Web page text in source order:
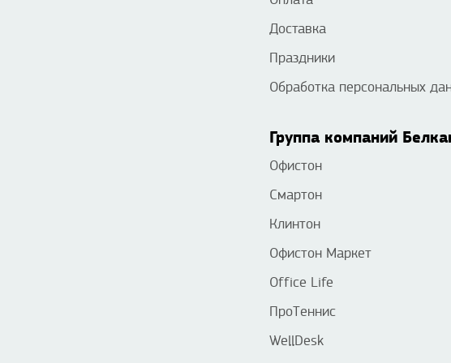
Доставка
Праздники
Обработка персональных
Группа компаний
Офистон
Смартон
Клинтон
Офистон Маркет
Office Life
ПроТеннис
WellDesk